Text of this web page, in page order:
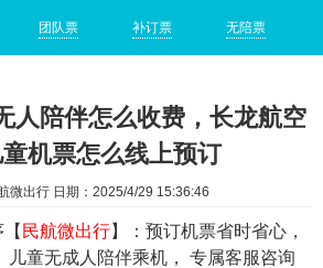
团队票 补订票 无陪票
人陪伴怎么收费，长龙航空
机票怎么线上预订
微出行 日期：2025/4/29 15:36:46
民航微出行】：预订机票省时省心，
儿童无成人陪伴乘机， 专属客服咨询